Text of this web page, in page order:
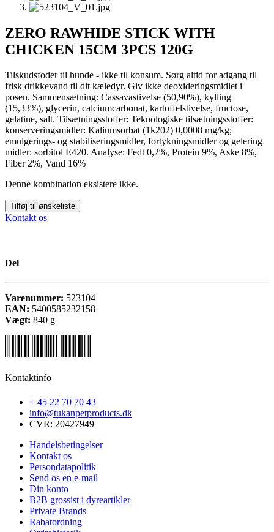
ZERO RAWHIDE STICK WITH
CHICKEN 15CM 3PCS 120G
Tilskudsfoder til hunde - ikke til konsum. Sørg altid for adgang til
frisk drikkevand til dit kæledyr. Giv ikke deoxideringsmidlet i
posen. Sammensætning: Cassavastivelse (50,90%), kylling
(15,33%), glycerin, calciumcarbonat, kartoffelstivelse, fructose,
gelatine, salt. Tilsætningsstoffer: Teknologiske tilsætningsstoffer:
konserveringsmidler: Kaliumsorbat (1k202) 0,0008 mg/kg;
emulgerings- og stabiliseringsmidler, fortykningsmidler og gelering
midler: sorbitol E420. Analyse: Fedt 0,2%, Protein 9%, Aske 8%,
Fiber 2%, Vand 16%
Denne kombination eksistere ikke.
Tilføj til ønskeliste
Kontakt os
Del
Varenummer: 523104
EAN: 5400585232158
Vægt: 840 g
Kontaktinfo
+ 45 22 70 70 43
info@tukanpetproducts.dk
CVR: 20427949
Handelsbetingelser
Kontakt os
Persondatapolitik
Send os en e-mail
Din konto
B2B grossist i dyreartikler
Private Brands
Rabatordning